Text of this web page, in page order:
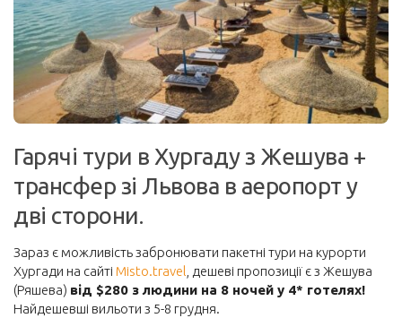
Корисне
Візи та безвіз
Інше
Блоги мандрівників
Новини
Автобуси
Поїзди
Про сайт
Забронювати
Гарячі тури в Хургаду з Жешува +
трансфер зі Львова в аеропорт у
дві сторони.
Зараз є можливість забронювати пакетні тури на курорти
Хургади на сайті Misto.travel , дешеві пропозиції є з Жешува
(Ряшева) від $280 з людини на 8 ночей у 4* готелях!
Найдешевші вильоти з 5-8 грудня.